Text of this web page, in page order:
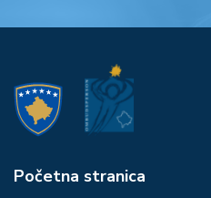
Početna stranica